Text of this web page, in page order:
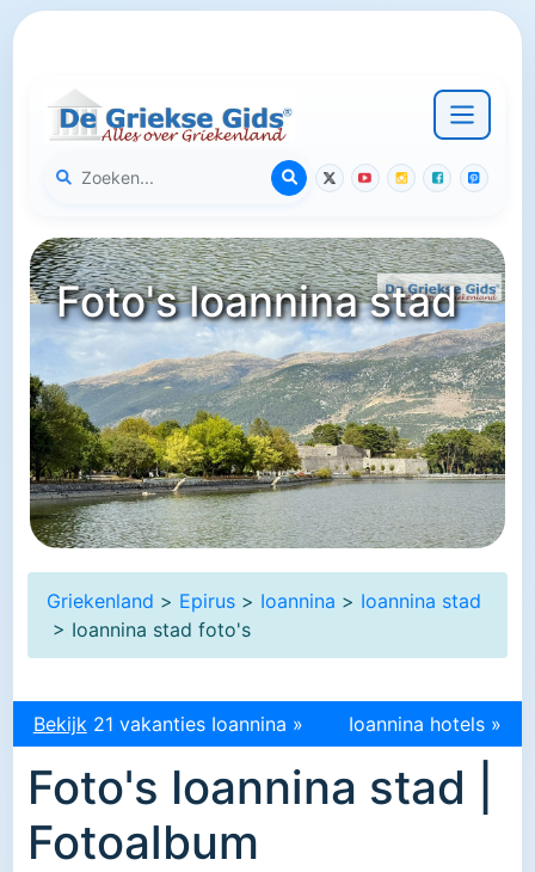
Foto's Ioannina stad
Griekenland > Epirus > Ioannina > Ioannina stad
> Ioannina stad foto's
Bekijk 21 vakanties Ioannina » Ioannina hotels »
Foto's Ioannina stad |
Fotoalbum